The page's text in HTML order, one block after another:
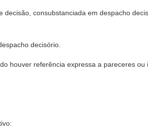
consubstanciada em despacho
decisório.
houver referência expressa a pareceres ou